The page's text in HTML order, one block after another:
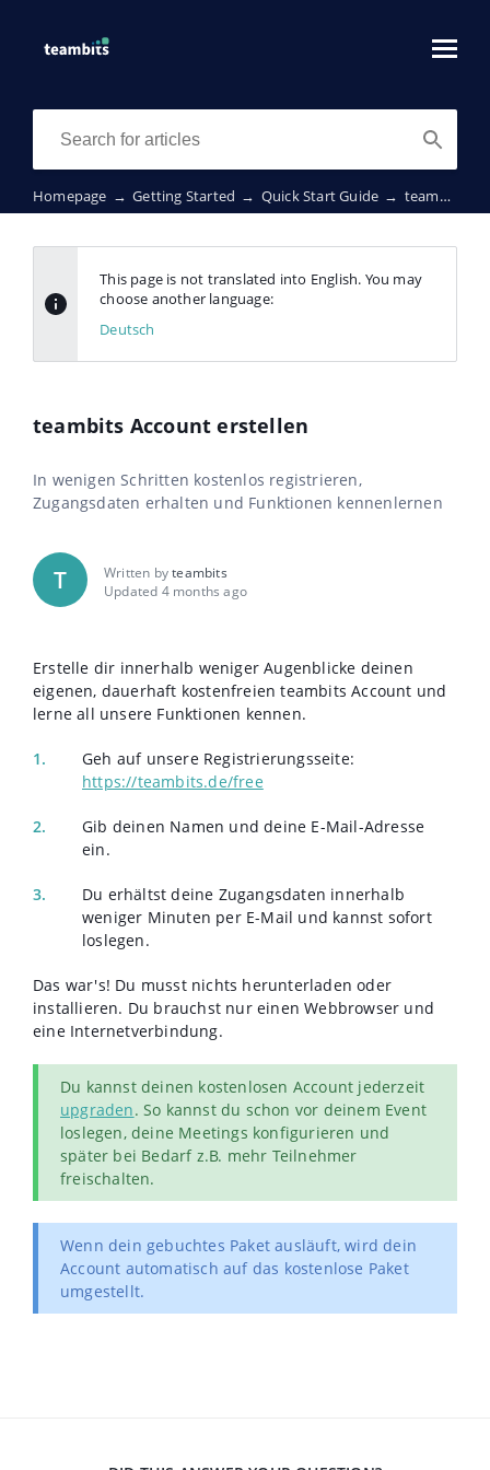
Homepage → Getting Started → Quick Start Guide → teambits Account erstellen
This page is not translated into English. You may
choose another language:
Deutsch
teambits Account erstellen
In wenigen Schritten kostenlos registrieren,
Zugangsdaten erhalten und Funktionen kennenlernen
T Written byteambits
Updated 4 months ago
Erstelle dir innerhalb weniger Augenblicke deinen
eigenen, dauerhaft kostenfreien teambits Account und
lerne all unsere Funktionen kennen.
Geh auf unsere Registrierungsseite:
https://teambits.de/free
Gib deinen Namen und deine E-Mail-Adresse
ein.
Du erhältst deine Zugangsdaten innerhalb
weniger Minuten per E-Mail und kannst sofort
loslegen.
Das war's! Du musst nichts herunterladen oder
installieren. Du brauchst nur einen Webbrowser und
eine Internetverbindung.
Du kannst deinen kostenlosen Account jederzeit
upgraden. So kannst du schon vor deinem Event
loslegen, deine Meetings konfigurieren und
später bei Bedarf z.B. mehr Teilnehmer
freischalten.
Wenn dein gebuchtes Paket ausläuft, wird dein
Account automatisch auf das kostenlose Paket
umgestellt.